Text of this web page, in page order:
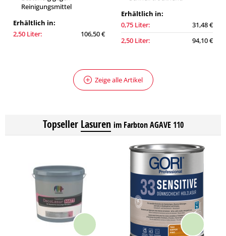
Reinigungsmittel
Erhältlich in:
2,50 Liter:
106,50 €
Erhältlich in:
0,75 Liter:
31,48 €
2,50 Liter:
94,10 €
Zeige alle Artikel
Topseller Lasuren im Farbton AGAVE 110